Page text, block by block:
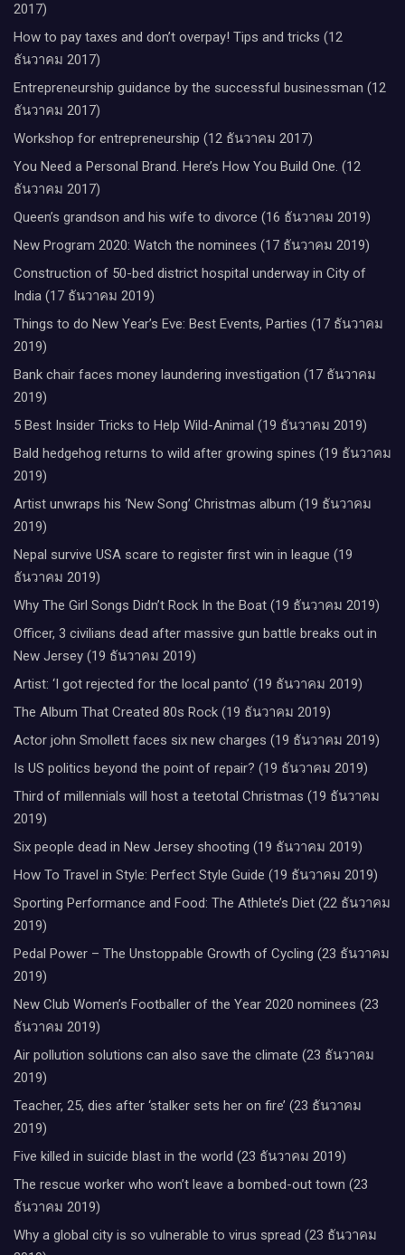
2017)
How to pay taxes and don’t overpay! Tips and tricks (12
ธันวาคม 2017)
Entrepreneurship guidance by the successful businessman (12
ธันวาคม 2017)
Workshop for entrepreneurship (12 ธันวาคม 2017)
You Need a Personal Brand. Here’s How You Build One. (12
ธันวาคม 2017)
Queen’s grandson and his wife to divorce (16 ธันวาคม 2019)
New Program 2020: Watch the nominees (17 ธันวาคม 2019)
Construction of 50-bed district hospital underway in City of
India (17 ธันวาคม 2019)
Things to do New Year’s Eve: Best Events, Parties (17 ธันวาคม
2019)
Bank chair faces money laundering investigation (17 ธันวาคม
2019)
5 Best Insider Tricks to Help Wild-Animal (19 ธันวาคม 2019)
Bald hedgehog returns to wild after growing spines (19 ธันวาคม
2019)
Artist unwraps his ‘New Song’ Christmas album (19 ธันวาคม
2019)
Nepal survive USA scare to register first win in league (19
ธันวาคม 2019)
Why The Girl Songs Didn’t Rock In the Boat (19 ธันวาคม 2019)
Officer, 3 civilians dead after massive gun battle breaks out in
New Jersey (19 ธันวาคม 2019)
Artist: ‘I got rejected for the local panto’ (19 ธันวาคม 2019)
The Album That Created 80s Rock (19 ธันวาคม 2019)
Actor john Smollett faces six new charges (19 ธันวาคม 2019)
Is US politics beyond the point of repair? (19 ธันวาคม 2019)
Third of millennials will host a teetotal Christmas (19 ธันวาคม
2019)
Six people dead in New Jersey shooting (19 ธันวาคม 2019)
How To Travel in Style: Perfect Style Guide (19 ธันวาคม 2019)
Sporting Performance and Food: The Athlete’s Diet (22 ธันวาคม
2019)
Pedal Power – The Unstoppable Growth of Cycling (23 ธันวาคม
2019)
New Club Women’s Footballer of the Year 2020 nominees (23
ธันวาคม 2019)
Air pollution solutions can also save the climate (23 ธันวาคม
2019)
Teacher, 25, dies after ‘stalker sets her on fire’ (23 ธันวาคม
2019)
Five killed in suicide blast in the world (23 ธันวาคม 2019)
The rescue worker who won’t leave a bombed-out town (23
ธันวาคม 2019)
Why a global city is so vulnerable to virus spread (23 ธันวาคม